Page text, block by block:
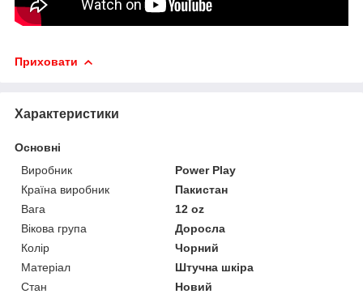
Приховати
Характеристики
Основні
Виробник
Power Play
Країна виробник
Пакистан
Вага
12 oz
Вікова група
Доросла
Колір
Чорний
Матеріал
Штучна шкіра
Стан
Новий